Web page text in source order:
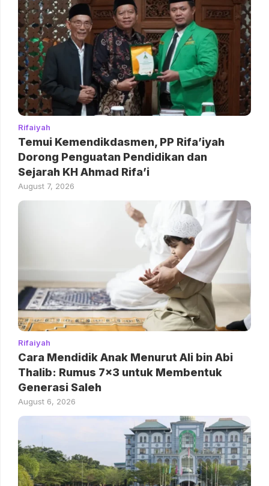
Rifaiyah
Temui Kemendikdasmen, PP Rifa’iyah
Dorong Penguatan Pendidikan dan
Sejarah KH Ahmad Rifa’i
August 7, 2026
Rifaiyah
Cara Mendidik Anak Menurut Ali bin Abi
Thalib: Rumus 7×3 untuk Membentuk
Generasi Saleh
August 6, 2026